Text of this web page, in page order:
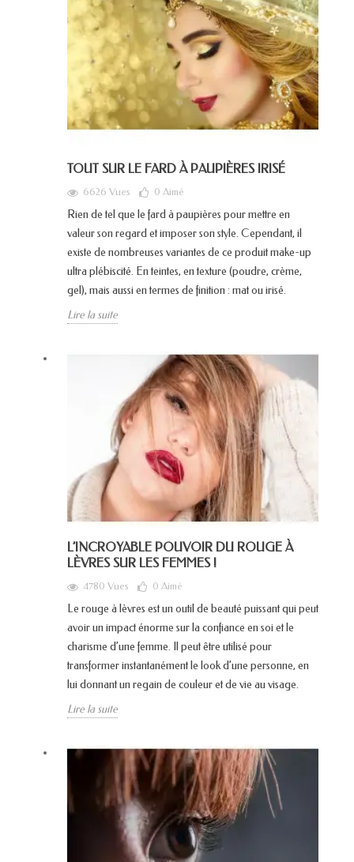
TOUT SUR LE FARD À PAUPIÈRES IRISÉ
6626 Vues 0 Aimé
Rien de tel que le fard à paupières pour mettre en
valeur son regard et imposer son style. Cependant, il
existe de nombreuses variantes de ce produit make-up
ultra plébiscité. En teintes, en texture (poudre, crème,
gel), mais aussi en termes de finition : mat ou irisé.
Lire la suite
L’INCROYABLE POUVOIR DU ROUGE À
LÈVRES SUR LES FEMMES !
4780 Vues 0 Aimé
Le rouge à lèvres est un outil de beauté puissant qui peut
avoir un impact énorme sur la confiance en soi et le
charisme d’une femme. Il peut être utilisé pour
transformer instantanément le look d’une personne, en
lui donnant un regain de couleur et de vie au visage.
Lire la suite